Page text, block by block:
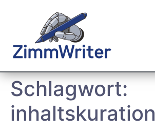
Schlagwort:
inhaltskuration